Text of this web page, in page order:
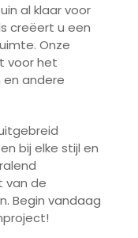
al klaar voor
creëert u een
Onze
voor het
andere
bij elke stijl en
van de
Begin vandaag